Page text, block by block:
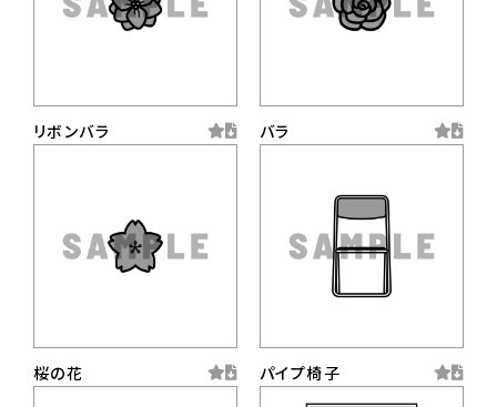
リボンバラ バラ
桜の花 パイプ椅子